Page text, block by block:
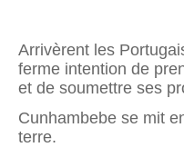
Arrivèrent les
ferme intention de
et de soumettre ses
Cunhambebe se mit
terre.